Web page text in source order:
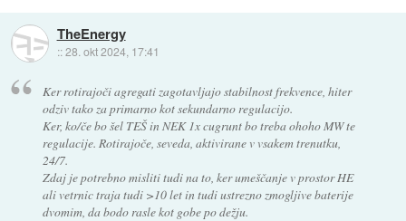
TheEnergy
::28. okt 2024, 17:41
Ker rotirajoči agregati zagotavljajo stabilnost frekvence, hiter
odziv tako za primarno kot sekundarno regulacijo.
Ker, ko/če bo šel TEŠ in NEK 1x cugrunt bo treba ohoho MW te
regulacije. Rotirajoče, seveda, aktivirane v vsakem trenutku,
24/7.
Zdaj je potrebno misliti tudi na to, ker umeščanje v prostor HE
ali vetrnic traja tudi >10 let in tudi ustrezno zmogljive baterije
dvomim, da bodo rasle kot gobe po dežju.